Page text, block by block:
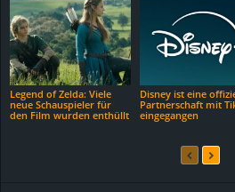
Legend of Zelda: Viele
neue Schauspieler für
den Film wurden enthüllt
Disney ist eine
Partnerschaft mit
eingegangen